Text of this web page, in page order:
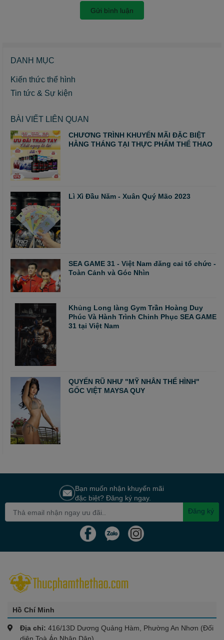
Gửi bình luận
DANH MỤC
Kiến thức thể hình
Tin tức & Sự kiện
BÀI VIẾT LIÊN QUAN
CHƯƠNG TRÌNH KHUYẾN MÃI ĐẶC BIỆT
HẰNG THÁNG TẠI THỰC PHẨM THỂ THAO
Lì Xì Đầu Năm - Xuân Quý Mão 2023
SEA GAME 31 - Việt Nam đăng cai tổ chức -
Toàn Cảnh và Góc Nhìn
Khủng Long làng Gym Trần Hoàng Duy
Phúc Và Hành Trình Chinh Phục SEA GAME
31 tại Việt Nam
QUYẾN RŨ NHƯ "MỸ NHÂN THỂ HÌNH"
GỐC VIỆT MAYSA QUY
Bạn muốn nhận khuyến mãi
đặc biệt? Đăng ký ngay.
Đăng ký
Hồ Chí Minh
Địa chỉ: 416/13D Dương Quảng Hàm, Phường An Nhơn (Đối